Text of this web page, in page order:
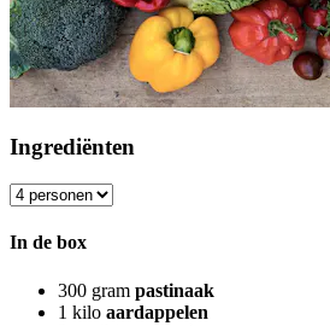
Ingrediënten
In de box
300 gram pastinaak
1 kilo aardappelen